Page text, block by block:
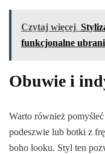
Czytaj więcej
funkcjonalne
Obuwie i
Warto również pomyśleć
podeszwie lub botki z
boho looku. Styl ten